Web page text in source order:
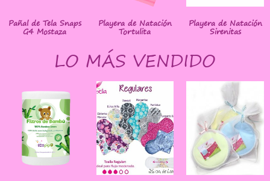
Pañal de Tela Snaps
G4 Mostaza
Playera de Natación
Tortulita
Playera de Natación
Sirenitas
LO MÁS VENDIDO